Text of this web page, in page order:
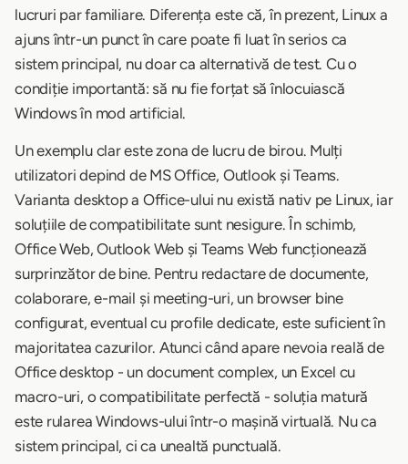
lucruri par familiare. Diferența este că, în prezent, Linux a
ajuns într-un punct în care poate fi luat în serios ca
sistem principal, nu doar ca alternativă de test. Cu o
condiție importantă: să nu fie forțat să înlocuiască
Windows în mod artificial.
Un exemplu clar este zona de lucru de birou. Mulți
utilizatori depind de MS Office, Outlook și Teams.
Varianta desktop a Office-ului nu există nativ pe Linux, iar
soluțiile de compatibilitate sunt nesigure. În schimb,
Office Web, Outlook Web și Teams Web funcționează
surprinzător de bine. Pentru redactare de documente,
colaborare, e-mail și meeting-uri, un browser bine
configurat, eventual cu profile dedicate, este suficient în
majoritatea cazurilor. Atunci când apare nevoia reală de
Office desktop - un document complex, un Excel cu
macro-uri, o compatibilitate perfectă - soluția matură
este rularea Windows-ului într-o mașină virtuală. Nu ca
sistem principal, ci ca unealtă punctuală.